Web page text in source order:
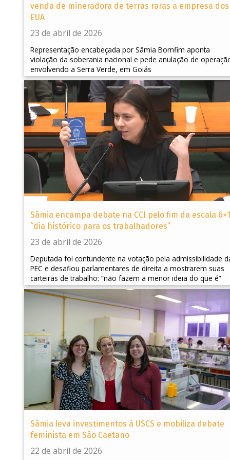
venda de mineradora de terras raras a empresa dos
EUA
23 de abril de 2026
Representação encabeçada por Sâmia Bomfim aponta
violação da soberania nacional e pede anulação de
envolvendo a Serra Verde, em Goiás
Sâmia encampa debate na CCJ pelo fim da escala
“dia histórico para os trabalhadores”
23 de abril de 2026
Deputada foi contundente na votação pela admissibilidade
PEC e desafiou parlamentares de direita a mostrarem suas
carteiras de trabalho: “não fazem a menor ideia do que é”
Sâmia leva investimentos à USCS e mobiliza debate
feminista em São Caetano
22 de abril de 2026